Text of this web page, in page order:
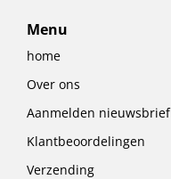
Menu
home
Over ons
Aanmelden nieuwsbrief
Klantbeoordelingen
Verzending